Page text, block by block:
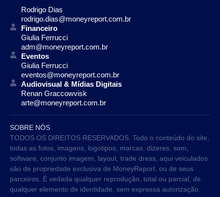
Rodrigo Dias
rodrigo.dias@moneyreport.com.br
Financeiro
Giulia Ferrucci
adm@moneyreport.com.br
Eventos
Giulia Ferrucci
eventos@moneyreport.com.br
Audiovisual & Mídias Digitais
Renan Graccowvisk
arte@moneyreport.com.br
SOBRE NÓS
TODOS OS DIREITOS RESERVADOS. Todo o conteúdo do site,
todas as fotos, imagens, logotipos, marcas, dizeres, som,
software, conjunto imagem, layout, trade dress, aqui veiculados
são de propriedade exclusiva de MoneyReport. ou de seus
parceiros. É vedada qualquer reprodução, total ou parcial, de
qualquer elemento de identidade, sem expressa autorização.